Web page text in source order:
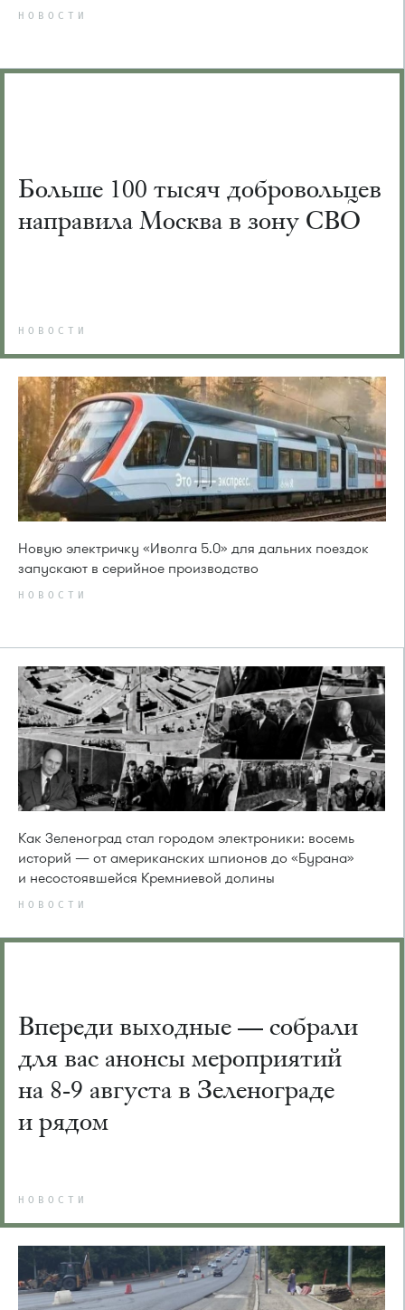
НОВОСТИ
Больше 100 тысяч добровольцев
направила Москва в зону СВО
НОВОСТИ
Новую электричку «Иволга 5.0» для дальних поездок
запускают в серийное производство
НОВОСТИ
Как Зеленоград стал городом электроники: восемь
историй — от американских шпионов до «Бурана»
и несостоявшейся Кремниевой долины
НОВОСТИ
Впереди выходные — собрали
для вас анонсы мероприятий
на 8-9 августа в Зеленограде
и рядом
НОВОСТИ